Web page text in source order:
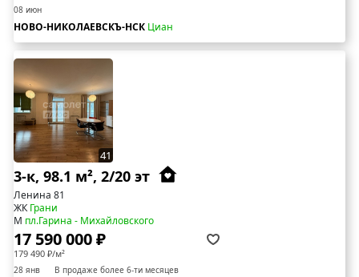
08 июн
НОВО-НИКОЛАЕВСКЪ-НСК Циан
41
3-к, 98.1 м², 2/20 эт
Ленина 81
ЖКГрани
М пл.Гарина - Михайловского
17 590 000 ₽
179 490 ₽/м²
28 янв В продаже более 6-ти месяцев